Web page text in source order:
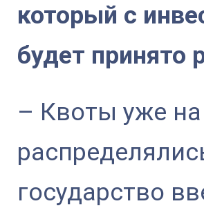
который с
будет принято
– Квоты уже
государство